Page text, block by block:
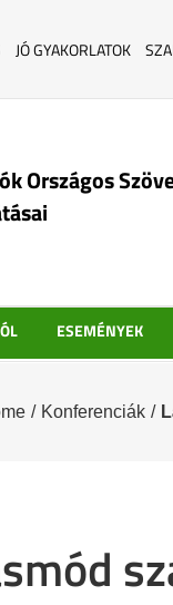
JÓ GYAKORLATOK
Országos
ESEMÉNYEK
/ Konferenciák /